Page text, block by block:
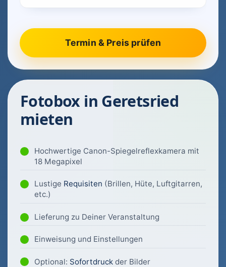
Fotobox in Geretsried
mieten
Hochwertige Canon-Spiegelreflexkamera mit
18 Megapixel
Lustige Requisiten (Brillen, Hüte, Luftgitarren,
etc.)
Lieferung zu Deiner Veranstaltung
Einweisung und Einstellungen
Optional: Sofortdruck der Bilder